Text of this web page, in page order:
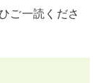
ご一読くださ